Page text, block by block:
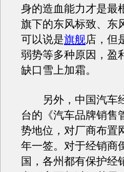
身的造血能力才是最
旗下的东风标致、 东
可以说是旗舰店，但
弱势等多种原因，盈
缺口雪上加霜。
另外，中国汽车经
台的《汽车品牌销售
势地位，对厂商布置
年一签。对于经销商
国，各州都有保护经